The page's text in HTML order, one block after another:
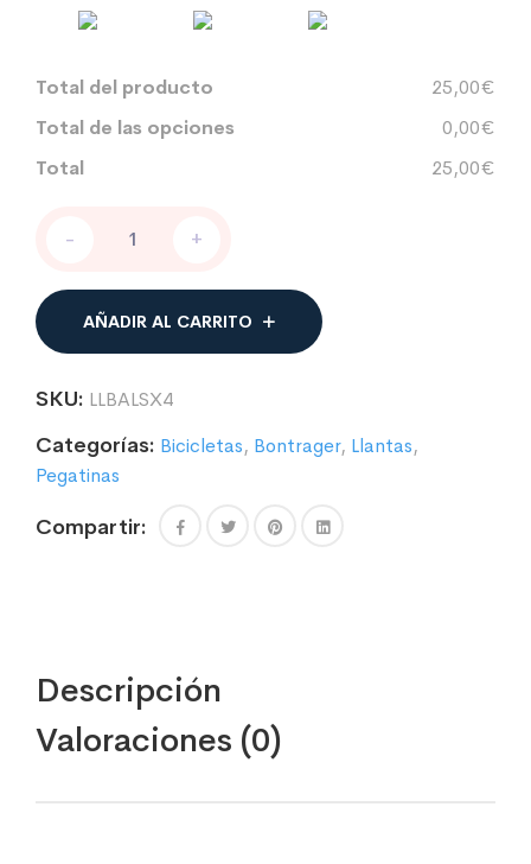
Total del producto
25,00€
Total de las opciones
0,00€
Total
25,00€
PARA
BICICLETA
COMPATIBLE
CON
AEOLUS
4
cantidad
- +
AÑADIR AL CARRITO
SKU: LLBALSX4
Categorías: Bicicletas, Bontrager, Llantas,
Pegatinas
Compartir:
Descripción
Valoraciones (0)